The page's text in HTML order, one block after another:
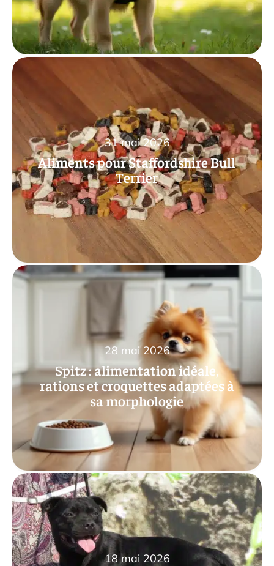
Aliments pour Staffordshire Bull
Terrier
31 mai 2026
Spitz : alimentation idéale,
rations et croquettes adaptées à
sa morphologie
28 mai 2026
18 mai 2026